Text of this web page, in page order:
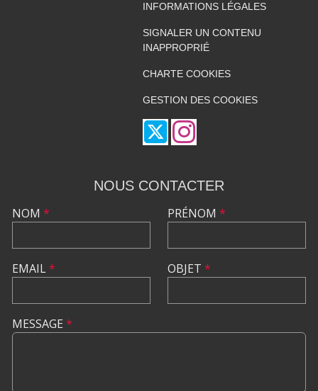
INFORMATIONS LÉGALES
SIGNALER UN CONTENU
INAPPROPRIÉ
CHARTE COOKIES
GESTION DES COOKIES
NOUS CONTACTER
NOM *
EMAIL*
PRÉNOM *
OBJET *
MESSAGE *